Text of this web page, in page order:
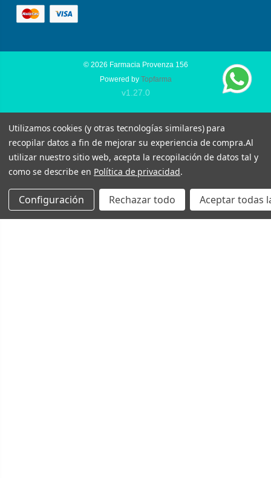
© 2026 Farmacia Provenza 156
Powered by Topfarma
v1.27.0
Utilizamos cookies (y otras tecnologías similares) para
recopilar datos a fin de mejorar su experiencia de compra.Al
utilizar nuestro sitio web, acepta la recopilación de datos tal y
como se describe en Política de privacidad.
Configuración Rechazar todo Aceptar todas